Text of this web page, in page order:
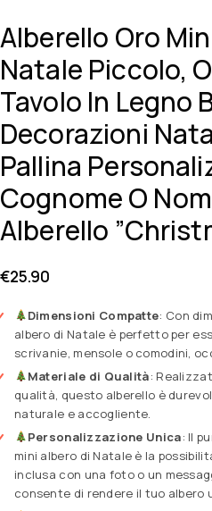
Alberello Oro
Natale Piccolo,
Tavolo In Legno
Decorazioni
Pallina
Cognome O
Alberello
€25.90
Dimensioni Compatte: Con
albero di Natale è perfetto per
scrivanie, mensole o comodini,
Materiale di Qualità:
qualità, questo alberello è
naturale e accogliente.
Personalizzazione Unica: Il
mini albero di Natale è la
inclusa con una foto o un
consente di rendere il tuo albero